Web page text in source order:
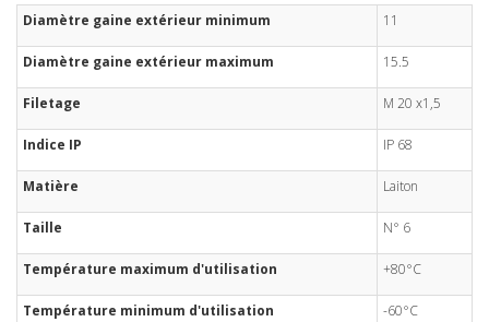
Diamètre gaine extérieur minimum 11
Diamètre gaine extérieur maximum 15.5
Filetage M 20 x1,5
Indice IP IP 68
Matière Laiton
Taille N° 6
Température maximum d'utilisation +80°C
Température minimum d'utilisation -60°C